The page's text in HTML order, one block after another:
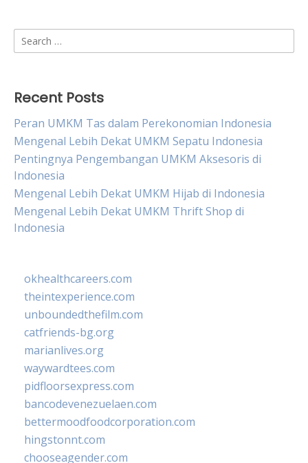
Search
for:
Recent Posts
Peran UMKM Tas dalam Perekonomian Indonesia
Mengenal Lebih Dekat UMKM Sepatu Indonesia
Pentingnya Pengembangan UMKM Aksesoris di
Indonesia
Mengenal Lebih Dekat UMKM Hijab di Indonesia
Mengenal Lebih Dekat UMKM Thrift Shop di
Indonesia
okhealthcareers.com
theintexperience.com
unboundedthefilm.com
catfriends-bg.org
marianlives.org
waywardtees.com
pidfloorsexpress.com
bancodevenezuelaen.com
bettermoodfoodcorporation.com
hingstonnt.com
chooseagender.com